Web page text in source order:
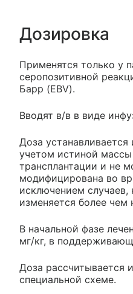
Дозировка
Применятся только у
серопозитивной
Барр (EBV).
Вводят в/в в виде
Доза устанавливается
учетом истиной
трансплантации и не
модифицирована во
исключением случаев,
изменяется более чем
В начальной фазе
мг/кг, в
Доза рассчитывается
специальной схеме.